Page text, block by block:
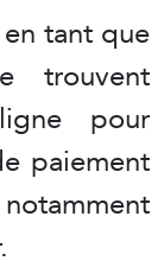
tant que
trouvent
pour
paiement